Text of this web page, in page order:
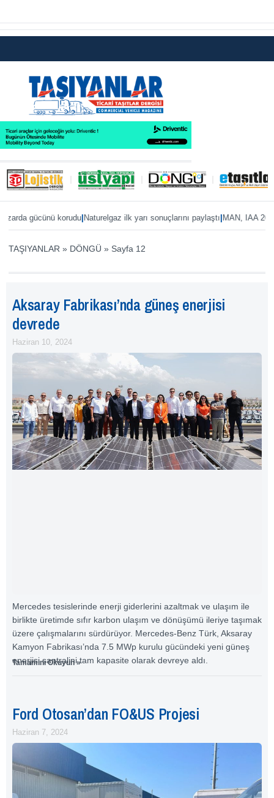
ilk yarı sonuçlarını paylaştı|MAN, IAA 2026’ya eTruck ailesiyle
TAŞIYANLAR » DÖNGÜ » Sayfa 12
Aksaray Fabrikası’nda güneş enerjisi
devrede
Haziran 10, 2024
Mercedes tesislerinde enerji giderlerini azaltmak ve ulaşım ile
birlikte üretimde sıfır karbon ulaşım ve dönüşümü ileriye taşımak
üzere çalışmalarını sürdürüyor. Mercedes-Benz Türk, Aksaray
Kamyon Fabrikası’nda 7.5 MWp kurulu gücündeki yeni güneş
enerjisi santralini tam kapasite olarak devreye aldı.
Tamamını Okuyun »
Ford Otosan’dan FO&US Projesi
Haziran 7, 2024